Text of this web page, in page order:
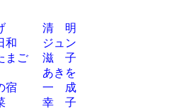
あげ 清 明
日和 ジュン
たまご 滋 子
厨 あきを
山の宿 一 成
野菜 幸 子